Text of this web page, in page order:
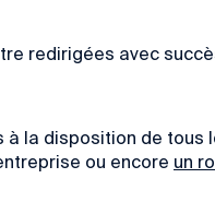
redirigées avec
à la disposition de tous
ou encore un